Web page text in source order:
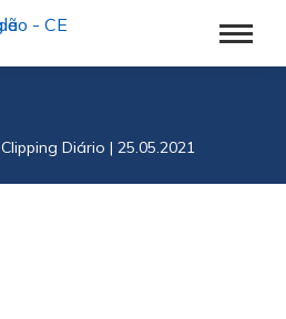
Clipping Diário | 25.05.2021